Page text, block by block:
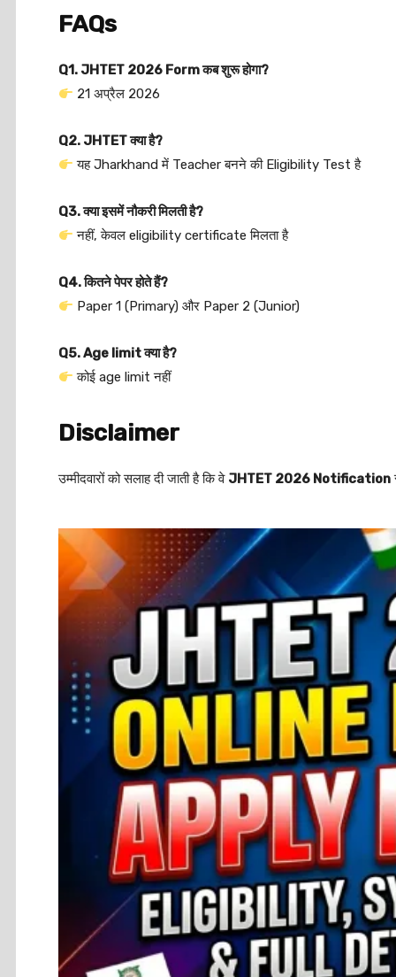
FAQs
Q1. JHTET 2026 Form कब शुरू होगा?
21 अप्रैल 2026
Q2. JHTET क्या है?
यह Jharkhand में Teacher बनने की Eligibility Test है
Q3. क्या इसमें नौकरी मिलती है?
नहीं, केवल eligibility certificate मिलता है
Q4. कितने पेपर होते हैं?
Paper 1 (Primary) और Paper 2 (Junior)
Q5. Age limit क्या है?
कोई age limit नहीं
Disclaimer
उम्मीदवारों को सलाह दी जाती है कि वे JHTET 2026 Notification